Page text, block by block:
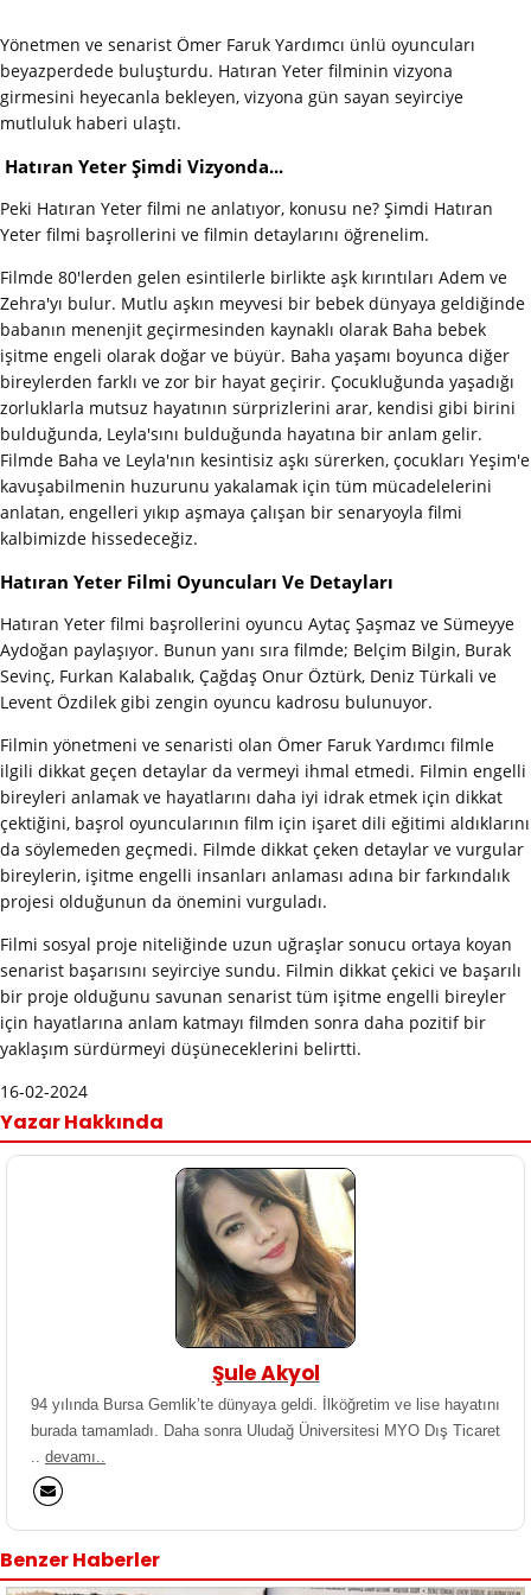
Yönetmen ve senarist Ömer Faruk Yardımcı ünlü oyuncuları
beyazperdede buluşturdu. Hatıran Yeter filminin vizyona
girmesini heyecanla bekleyen, vizyona gün sayan seyirciye
mutluluk haberi ulaştı.
Hatıran Yeter Şimdi Vizyonda...
Peki Hatıran Yeter filmi ne anlatıyor, konusu ne? Şimdi Hatıran
Yeter filmi başrollerini ve filmin detaylarını öğrenelim.
Filmde 80'lerden gelen esintilerle birlikte aşk kırıntıları Adem ve
Zehra'yı bulur. Mutlu aşkın meyvesi bir bebek dünyaya geldiğinde
babanın menenjit geçirmesinden kaynaklı olarak Baha bebek
işitme engeli olarak doğar ve büyür. Baha yaşamı boyunca diğer
bireylerden farklı ve zor bir hayat geçirir. Çocukluğunda yaşadığı
zorluklarla mutsuz hayatının sürprizlerini arar, kendisi gibi birini
bulduğunda, Leyla'sını bulduğunda hayatına bir anlam gelir.
Filmde Baha ve Leyla'nın kesintisiz aşkı sürerken, çocukları Yeşim'e
kavuşabilmenin huzurunu yakalamak için tüm mücadelelerini
anlatan, engelleri yıkıp aşmaya çalışan bir senaryoyla filmi
kalbimizde hissedeceğiz.
Hatıran Yeter Filmi Oyuncuları Ve Detayları
Hatıran Yeter filmi başrollerini oyuncu Aytaç Şaşmaz ve Sümeyye
Aydoğan paylaşıyor. Bunun yanı sıra filmde; Belçim Bilgin, Burak
Sevinç, Furkan Kalabalık, Çağdaş Onur Öztürk, Deniz Türkali ve
Levent Özdilek gibi zengin oyuncu kadrosu bulunuyor.
Filmin yönetmeni ve senaristi olan Ömer Faruk Yardımcı filmle
ilgili dikkat geçen detaylar da vermeyi ihmal etmedi. Filmin engelli
bireyleri anlamak ve hayatlarını daha iyi idrak etmek için dikkat
çektiğini, başrol oyuncularının film için işaret dili eğitimi aldıklarını
da söylemeden geçmedi. Filmde dikkat çeken detaylar ve vurgular
bireylerin, işitme engelli insanları anlaması adına bir farkındalık
projesi olduğunun da önemini vurguladı.
Filmi sosyal proje niteliğinde uzun uğraşlar sonucu ortaya koyan
senarist başarısını seyirciye sundu. Filmin dikkat çekici ve başarılı
bir proje olduğunu savunan senarist tüm işitme engelli bireyler
için hayatlarına anlam katmayı filmden sonra daha pozitif bir
yaklaşım sürdürmeyi düşüneceklerini belirtti.
16-02-2024
Yazar Hakkında
Şule Akyol
94 yılında Bursa Gemlik’te dünyaya geldi. İlköğretim ve lise hayatını
burada tamamladı. Daha sonra Uludağ Üniversitesi MYO Dış Ticaret
devamı..
Benzer Haberler